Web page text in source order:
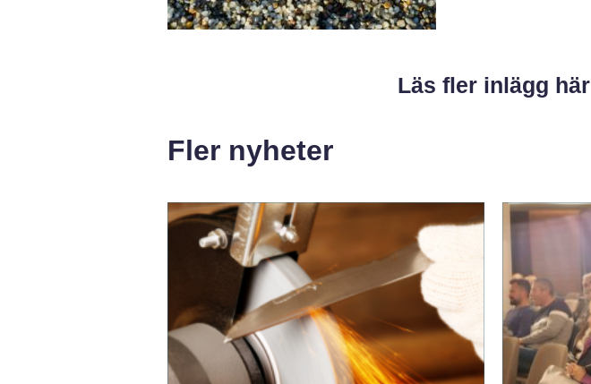
Läs fler inlägg här
Fler nyheter